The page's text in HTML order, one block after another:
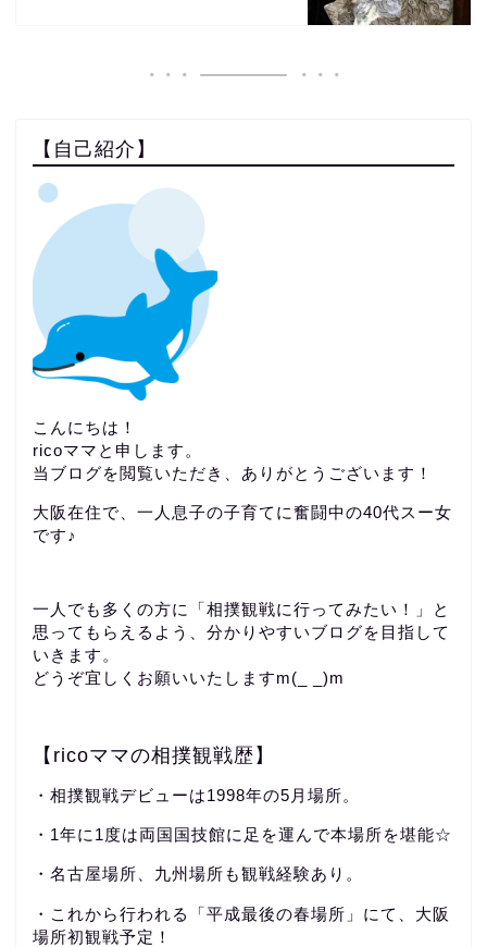
【自己紹介】
こんにちは！
ricoママと申します。
当ブログを閲覧いただき、ありがとうございます！
大阪在住で、一人息子の子育てに奮闘中の40代スー女
です♪
一人でも多くの方に「相撲観戦に行ってみたい！」と
思ってもらえるよう、分かりやすいブログを目指して
いきます。
どうぞ宜しくお願いいたしますm(_ _)m
【ricoママの相撲観戦歴】
・相撲観戦デビューは1998年の5月場所。
・1年に1度は両国国技館に足を運んで本場所を堪能☆
・名古屋場所、九州場所も観戦経験あり。
・これから行われる「平成最後の春場所」にて、大阪
場所初観戦予定！